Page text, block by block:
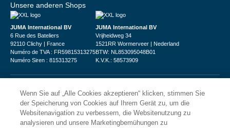
Unsere anderen Shops
JUMA International BV
6 Rue des Bateliers
92110 Clichy | France
Numéro de TVA : FR59815313275
Numéro Siren : 815313275
JUMA International BV
Vrijheidweg 34
1521RR Wormerveer | Nederland
BTW: NL853095048B01
K.V.K.: 58573909
XXLgastro
Wenn Sie auf „Alle Cookies akzeptieren“ klicken, stimmen Sie
der Speicherung von Cookies auf Ihrem Gerät zu, um die
Websitenavigation zu verbessern, die Websitenutzung zu
analysieren und unsere Marketingbemühungen zu